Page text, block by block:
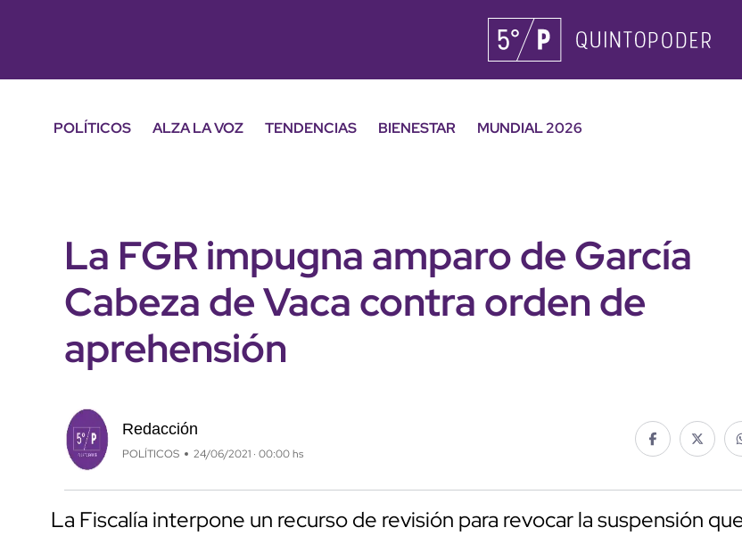
POLÍTICOS ALZA LA VOZ TENDENCIAS BIENESTAR
MUNDIAL 2026
La FGR impugna amparo de García
Cabeza de Vaca contra orden de
aprehensión
Redacción
POLÍTICOS 24/06/2021 · 00:00 hs
La Fiscalía interpone un recurso de revisión para revocar la suspensión